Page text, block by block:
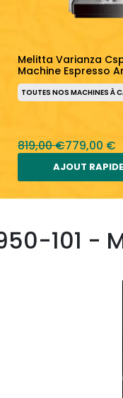
Melitta Varianza
Machine Espresso
TOUTES NOS MACHINES À
819,00 €779,00 €
AJOUT
101 -